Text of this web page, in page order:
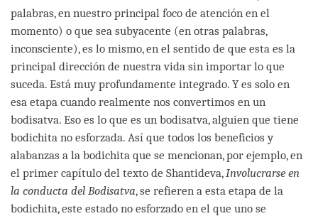
palabras, en nuestro principal foco de atención en el
momento) o que sea subyacente (en otras palabras,
inconsciente), es lo mismo, en el sentido de que esta es la
principal dirección de nuestra vida sin importar lo que
suceda. Está muy profundamente integrado. Y es solo en
esa etapa cuando realmente nos convertimos en un
bodisatva. Eso es lo que es un bodisatva, alguien que tiene
bodichita no esforzada. Así que todos los beneficios y
alabanzas a la bodichita que se mencionan, por ejemplo, en
el primer capítulo del texto de Shantideva, Involucrarse en
la conducta del Bodisatva, se refieren a esta etapa de la
bodichita, este estado no esforzado en el que uno se